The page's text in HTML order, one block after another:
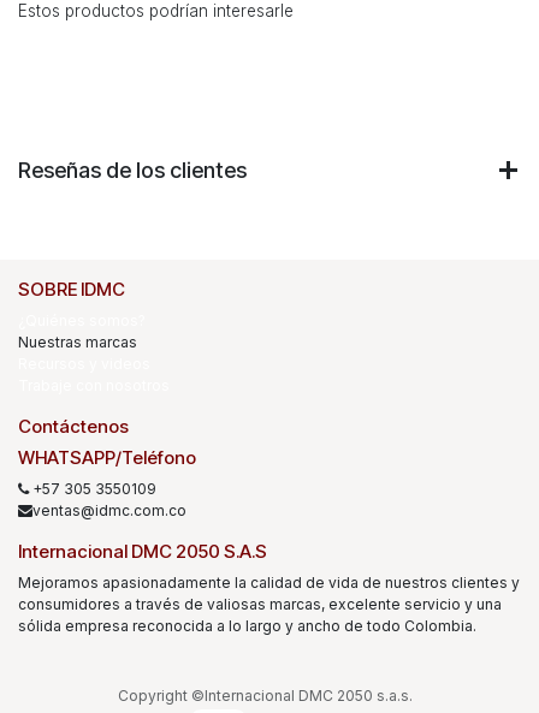
Estos productos podrían interesarle
Reseñas de los clientes
SOBRE IDMC
Nuestras marcas
Contáctenos
WHATSAPP/Teléfono
+57 305 3550109
ventas@idmc.com.co
Internacional DMC 2050 S.A.S
Mejoramos apasionadamente la calidad de vida de nuestros clientes y
consumidores a través de valiosas marcas, excelente servicio y una
sólida empresa reconocida a lo largo y ancho de todo Colombia.
Copyright ©Internacional DMC 2050 s.a.s.